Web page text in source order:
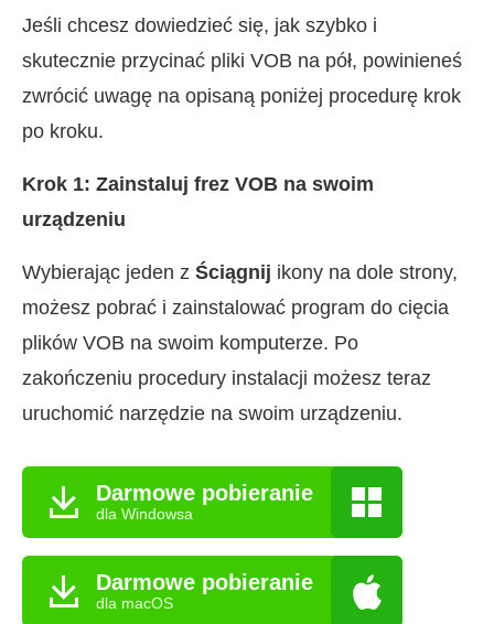
Jeśli chcesz dowiedzieć się, jak szybko i
skutecznie przycinać pliki VOB na pół, powinieneś
zwrócić uwagę na opisaną poniżej procedurę krok
po kroku.
Krok 1: Zainstaluj frez VOB na swoim
urządzeniu
Wybierając jeden z Ściągnij ikony na dole strony,
możesz pobrać i zainstalować program do cięcia
plików VOB na swoim komputerze. Po
zakończeniu procedury instalacji możesz teraz
uruchomić narzędzie na swoim urządzeniu.
Darmowe pobieranie
dla Windowsa
Darmowe pobieranie
dla macOS